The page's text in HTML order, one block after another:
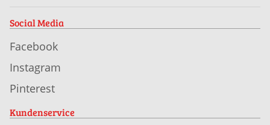
Social Media
Facebook
Instagram
Pinterest
Kundenservice